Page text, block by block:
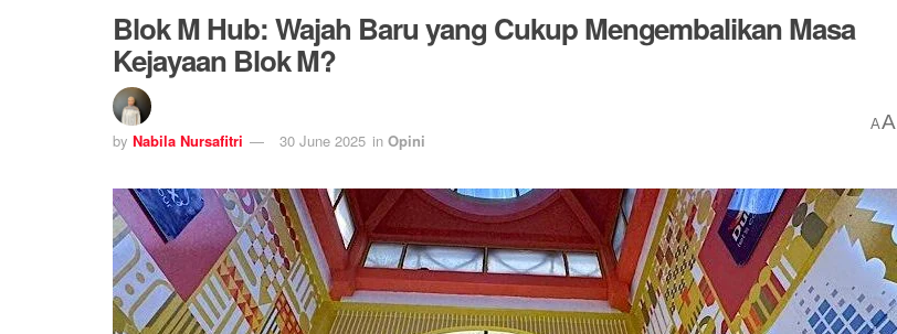
Blok M Hub: Wajah Baru yang Cukup Mengembalikan Masa
Kejayaan Blok M?
by Nabila Nursafitri 30 June 2025 in Opini
AA